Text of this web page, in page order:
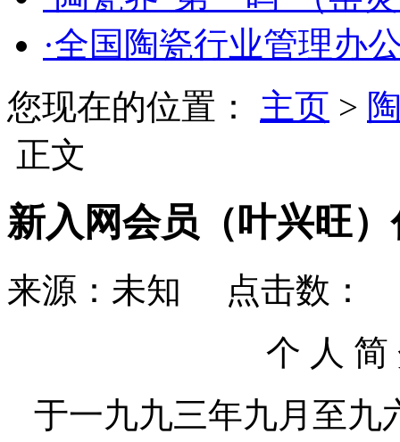
·全国陶瓷行业管理办
您现在的位置： 主页 >
正文
新入网会员（叶兴旺
来源：未知 点击数：
个 人 简
于一九九三年九月至九